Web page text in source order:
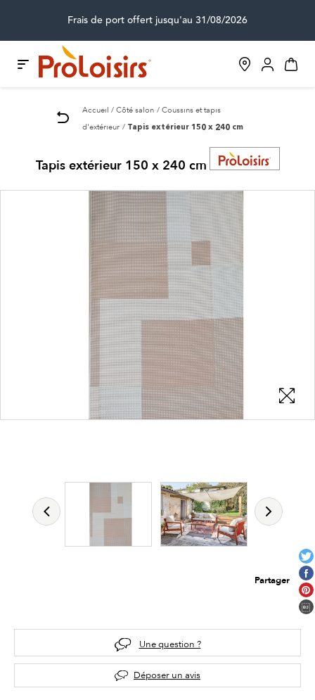
Frais de port offert jusqu'au 31/08/2026
Accueil Côté salon
Coussins et tapis
d'extérieur
Tapis extérieur 150 x 240 cm
Tapis extérieur 150 x 240 cm
Partager
Une question ?
Déposer un avis